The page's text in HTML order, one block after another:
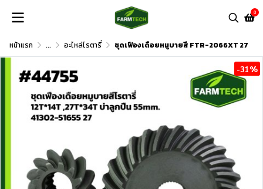
0
หน้าแรก ... อะไหล่โรตารี่ ชุดเฟืองเดือยหมูบายสี FTR-2066XT 27
-31%